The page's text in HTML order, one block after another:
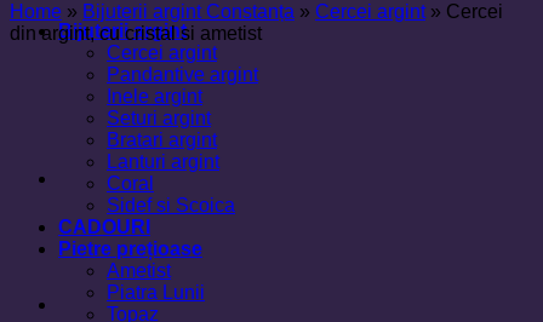
Bijuterii argint
Cercei argint
Pandantive argint
Inele argint
Seturi argint
Bratari argint
Lanturi argint
Coral
Sidef si Scoica
CADOURI
Pietre prețioase
Ametist
Piatra Lunii
Topaz
Home » Bijuterii argint Constanța » Cercei argint» Cercei
din argint, cu cristal si ametist